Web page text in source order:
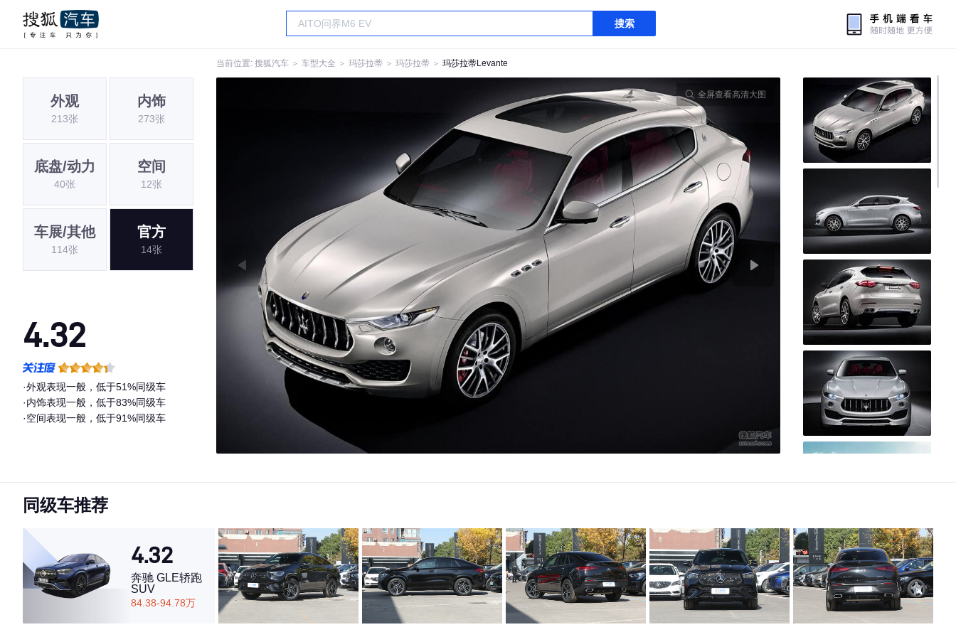
搜索
当前位置: 搜狐汽车 ＞ 车型大全 ＞ 玛莎拉蒂 ＞ 玛莎拉蒂 ＞ 玛莎拉蒂Levante
外观
213张
内饰
273张
底盘/动力
40张
空间
12张
车展/其他
114张
官方
14张
4.32
·外观表现一般，低于51%同级车
·内饰表现一般，低于83%同级车
·空间表现一般，低于91%同级车
全屏查看高清大图
同级车推荐
4.32
奔驰 GLE轿跑
SUV
84.38-94.78万